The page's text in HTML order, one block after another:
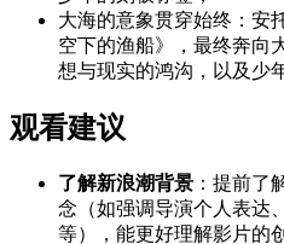
大海的意象贯穿始终：安
空下的渔船》，最终奔向
想与现实的鸿沟，以及少
观看建议
了解新浪潮背景 ：提前了
念（如强调导演个人表达
等），能更好理解影片的